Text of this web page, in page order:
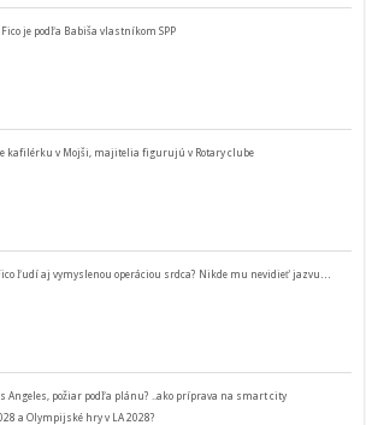
Fico je podľa Babiša vlastníkom SPP
kafilérku v Mojši, majitelia figurujú v Rotary clube
ľudí aj vymyslenou operáciou srdca? Nikde mu nevidieť jazvu…
Angeles, požiar podľa plánu? ..ako príprava na smart city
a Olympijské hry v LA 2028?